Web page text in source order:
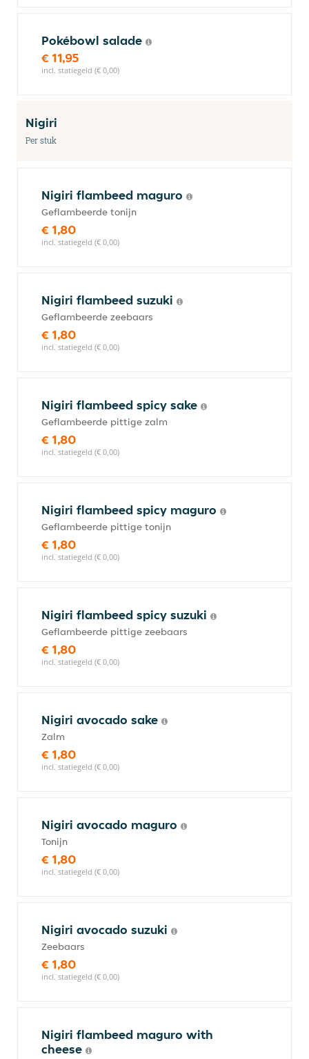
Pokébowl salade
€ 11,95
incl. statiegeld (€ 0,00)
Nigiri
Per stuk
Nigiri flambeed maguro
Geflambeerde tonijn
€ 1,80
incl. statiegeld (€ 0,00)
Nigiri flambeed suzuki
Geflambeerde zeebaars
€ 1,80
incl. statiegeld (€ 0,00)
Nigiri flambeed spicy sake
Geflambeerde pittige zalm
€ 1,80
incl. statiegeld (€ 0,00)
Nigiri flambeed spicy maguro
Geflambeerde pittige tonijn
€ 1,80
incl. statiegeld (€ 0,00)
Nigiri flambeed spicy suzuki
Geflambeerde pittige zeebaars
€ 1,80
incl. statiegeld (€ 0,00)
Nigiri avocado sake
Zalm
€ 1,80
incl. statiegeld (€ 0,00)
Nigiri avocado maguro
Tonijn
€ 1,80
incl. statiegeld (€ 0,00)
Nigiri avocado suzuki
Zeebaars
€ 1,80
incl. statiegeld (€ 0,00)
Nigiri flambeed maguro with
cheese